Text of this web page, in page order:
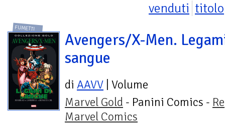
venduti titolo
FUMETTI
Avengers/X-Men.
sangue
di AAVV | Volume
Marvel Gold - Panini Comics -
Marvel Comics